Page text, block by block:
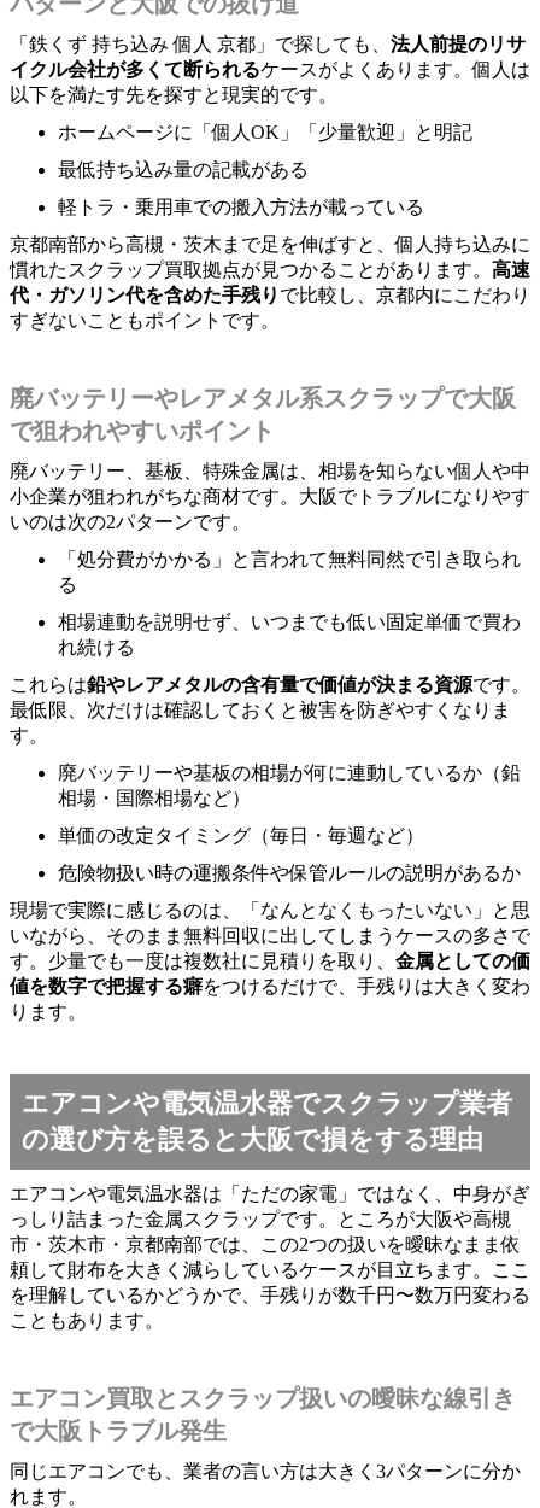
「鉄くず 持ち込み 個人 京都」で探しても、 法人前提のリサ
イクル会社が多くて断られるケースがよくあります。個人は
以下を満たす先を探すと現実的です。
ホームページに「個人OK」「少量歓迎」と明記
最低持ち込み量の記載がある
軽トラ・乗用車での搬入方法が載っている
京都南部から高槻・茨木まで足を伸ばすと、個人持ち込みに
慣れたスクラップ買取拠点が見つかることがあります。 高速
代・ガソリン代を含めた手残り で比較し、京都内にこだわり
すぎないこともポイントです。
廃バッテリーやレアメタル系スクラップで大阪
で狙われやすいポイント
廃バッテリー、基板、特殊金属は、相場を知らない個人や中
小企業が狙われがちな商材です。大阪でトラブルになりやす
いのは次の2パターンです。
「処分費がかかる」と言われて無料同然で引き取られ
る
相場連動を説明せず、いつまでも低い固定単価で買わ
れ続ける
これらは鉛やレアメタルの含有量で価値が決まる資源です。
最低限、次だけは確認しておくと被害を防ぎやすくなりま
す。
廃バッテリーや基板の相場が何に連動しているか（鉛
相場・国際相場など）
単価の改定タイミング（毎日・毎週など）
危険物扱い時の運搬条件や保管ルールの説明があるか
現場で実際に感じるのは、「なんとなくもったいない」と思
いながら、そのまま無料回収に出してしまうケースの多さで
す。少量でも一度は複数社に見積りを取り、 金属としての価
値を数字で把握する癖をつけるだけで、手残りは大きく変わ
ります。
エアコンや電気温水器でスクラップ業者
の選び方を誤ると大阪で損をする理由
エアコンや電気温水器は「ただの家電」ではなく、中身がぎ
っしり詰まった金属スクラップです。ところが大阪や高槻
市・茨木市・京都南部では、この2つの扱いを曖昧なまま依
頼して財布を大きく減らしているケースが目立ちます。ここ
を理解しているかどうかで、手残りが数千円〜数万円変わる
こともあります。
エアコン買取とスクラップ扱いの曖昧な線引き
で大阪トラブル発生
同じエアコンでも、業者の言い方は大きく3パターンに分か
れます。